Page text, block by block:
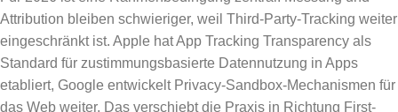
Attribution bleiben schwieriger, weil Third-Party-Tracking weiter
eingeschränkt ist. Apple hat App Tracking Transparency als
Standard für zustimmungsbasierte Datennutzung in Apps
etabliert, Google entwickelt Privacy-Sandbox-Mechanismen für
das Web weiter. Das verschiebt die Praxis in Richtung First-